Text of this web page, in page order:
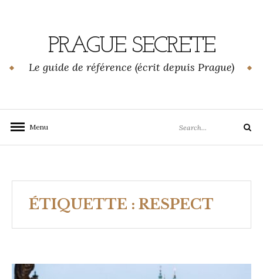
PRAGUE SECRETE
Le guide de référence (écrit depuis Prague)
Menu
for:
Search
ÉTIQUETTE : RESPECT